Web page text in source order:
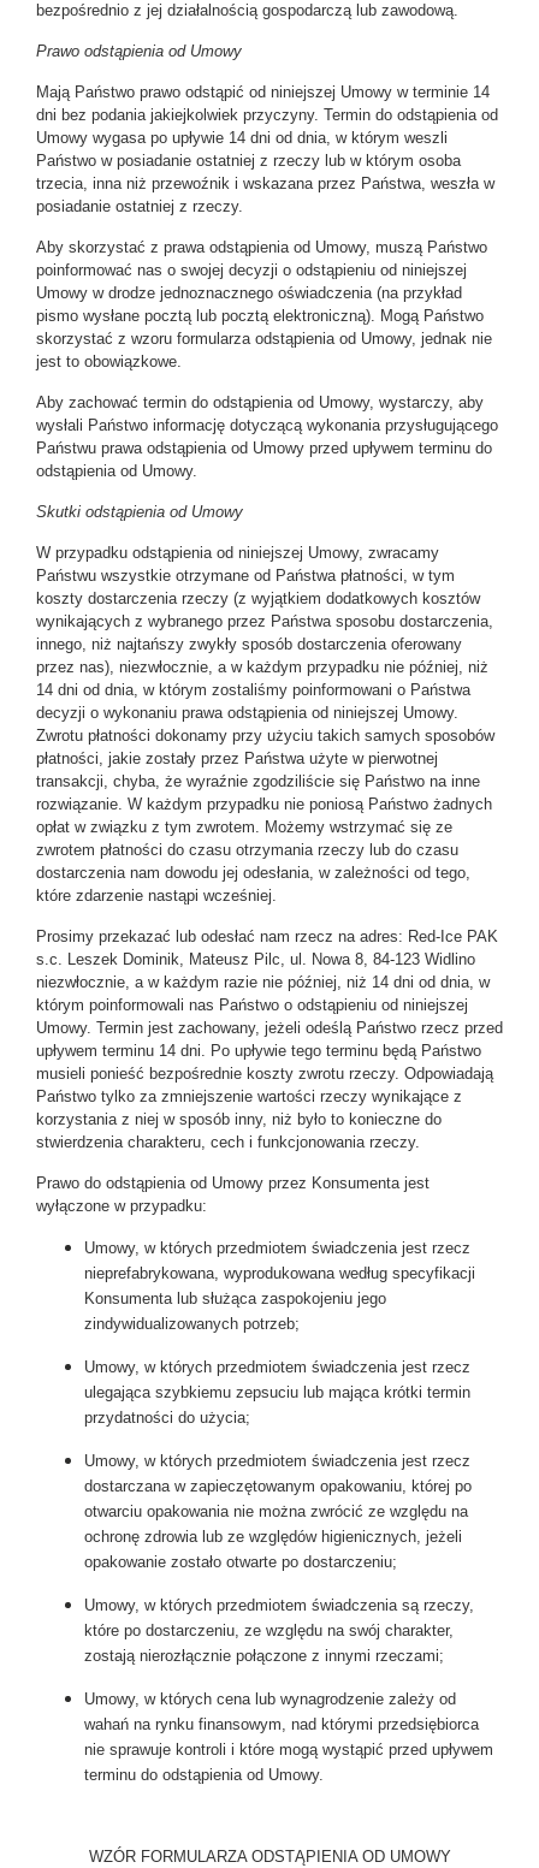
bezpośrednio z jej działalnością gospodarczą lub zawodową.
Prawo odstąpienia od Umowy
Mają Państwo prawo odstąpić od niniejszej Umowy w terminie 14
dni bez podania jakiejkolwiek przyczyny. Termin do odstąpienia od
Umowy wygasa po upływie 14 dni od dnia, w którym weszli
Państwo w posiadanie ostatniej z rzeczy lub w którym osoba
trzecia, inna niż przewoźnik i wskazana przez Państwa, weszła w
posiadanie ostatniej z rzeczy.
Aby skorzystać z prawa odstąpienia od Umowy, muszą Państwo
poinformować nas o swojej decyzji o odstąpieniu od niniejszej
Umowy w drodze jednoznacznego oświadczenia (na przykład
pismo wysłane pocztą lub pocztą elektroniczną). Mogą Państwo
skorzystać z wzoru formularza odstąpienia od Umowy, jednak nie
jest to obowiązkowe.
Aby zachować termin do odstąpienia od Umowy, wystarczy, aby
wysłali Państwo informację dotyczącą wykonania przysługującego
Państwu prawa odstąpienia od Umowy przed upływem terminu do
odstąpienia od Umowy.
Skutki odstąpienia od Umowy
W przypadku odstąpienia od niniejszej Umowy, zwracamy
Państwu wszystkie otrzymane od Państwa płatności, w tym
koszty dostarczenia rzeczy (z wyjątkiem dodatkowych kosztów
wynikających z wybranego przez Państwa sposobu dostarczenia,
innego, niż najtańszy zwykły sposób dostarczenia oferowany
przez nas), niezwłocznie, a w każdym przypadku nie później, niż
14 dni od dnia, w którym zostaliśmy poinformowani o Państwa
decyzji o wykonaniu prawa odstąpienia od niniejszej Umowy.
Zwrotu płatności dokonamy przy użyciu takich samych sposobów
płatności, jakie zostały przez Państwa użyte w pierwotnej
transakcji, chyba, że wyraźnie zgodziliście się Państwo na inne
rozwiązanie. W każdym przypadku nie poniosą Państwo żadnych
opłat w związku z tym zwrotem. Możemy wstrzymać się ze
zwrotem płatności do czasu otrzymania rzeczy lub do czasu
dostarczenia nam dowodu jej odesłania, w zależności od tego,
które zdarzenie nastąpi wcześniej.
Prosimy przekazać lub odesłać nam rzecz na adres: Red-Ice PAK
s.c. Leszek Dominik, Mateusz Pilc, ul. Nowa 8, 84-123 Widlino
niezwłocznie, a w każdym razie nie później, niż 14 dni od dnia, w
którym poinformowali nas Państwo o odstąpieniu od niniejszej
Umowy. Termin jest zachowany, jeżeli odeślą Państwo rzecz przed
upływem terminu 14 dni. Po upływie tego terminu będą Państwo
musieli ponieść bezpośrednie koszty zwrotu rzeczy. Odpowiadają
Państwo tylko za zmniejszenie wartości rzeczy wynikające z
korzystania z niej w sposób inny, niż było to konieczne do
stwierdzenia charakteru, cech i funkcjonowania rzeczy.
Prawo do odstąpienia od Umowy przez Konsumenta jest
wyłączone w przypadku:
Umowy, w których przedmiotem świadczenia jest rzecz
nieprefabrykowana, wyprodukowana według specyfikacji
Konsumenta lub służąca zaspokojeniu jego
zindywidualizowanych potrzeb;
Umowy, w których przedmiotem świadczenia jest rzecz
ulegająca szybkiemu zepsuciu lub mająca krótki termin
przydatności do użycia;
Umowy, w których przedmiotem świadczenia jest rzecz
dostarczana w zapieczętowanym opakowaniu, której po
otwarciu opakowania nie można zwrócić ze względu na
ochronę zdrowia lub ze względów higienicznych, jeżeli
opakowanie zostało otwarte po dostarczeniu;
Umowy, w których przedmiotem świadczenia są rzeczy,
które po dostarczeniu, ze względu na swój charakter,
zostają nierozłącznie połączone z innymi rzeczami;
Umowy, w których cena lub wynagrodzenie zależy od
wahań na rynku finansowym, nad którymi przedsiębiorca
nie sprawuje kontroli i które mogą wystąpić przed upływem
terminu do odstąpienia od Umowy.
WZÓR FORMULARZA ODSTĄPIENIA OD UMOWY